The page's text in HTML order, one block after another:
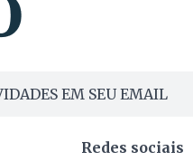
EM SEU EMAIL
Redes sociais